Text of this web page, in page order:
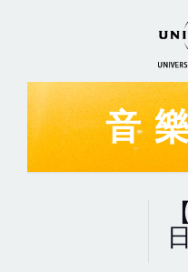
音